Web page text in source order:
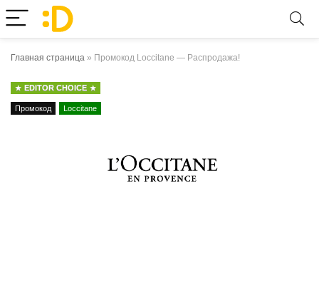
Главная страница » Промокод Loccitane — Распродажа!
EDITOR CHOICE
Промокод Loccitane